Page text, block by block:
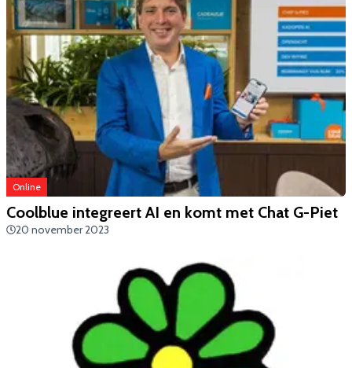
Online
Coolblue integreert AI en komt met Chat G-Piet
20 november 2023